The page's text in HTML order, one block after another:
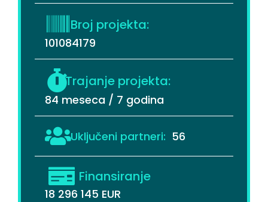
Broj projekta:
101084179
Trajanje projekta:
84 meseca / 7 godina
Uključeni partneri: 56
Finansiranje
18 296 145 EUR